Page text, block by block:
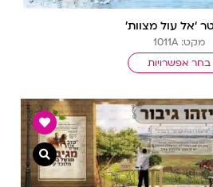
‘אל עול מצוות’
מקט: 1011A
בחר אפשרויות
צפייה